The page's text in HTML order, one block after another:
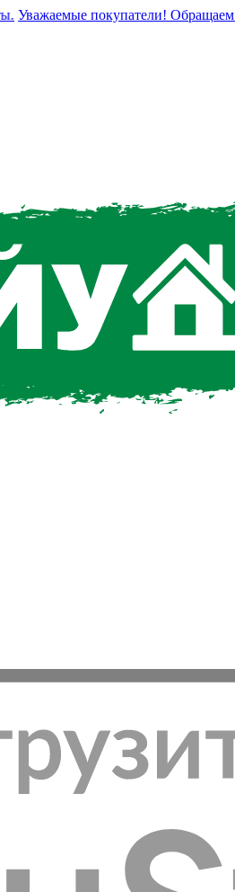
Уважаемые покупатели! Обращаем